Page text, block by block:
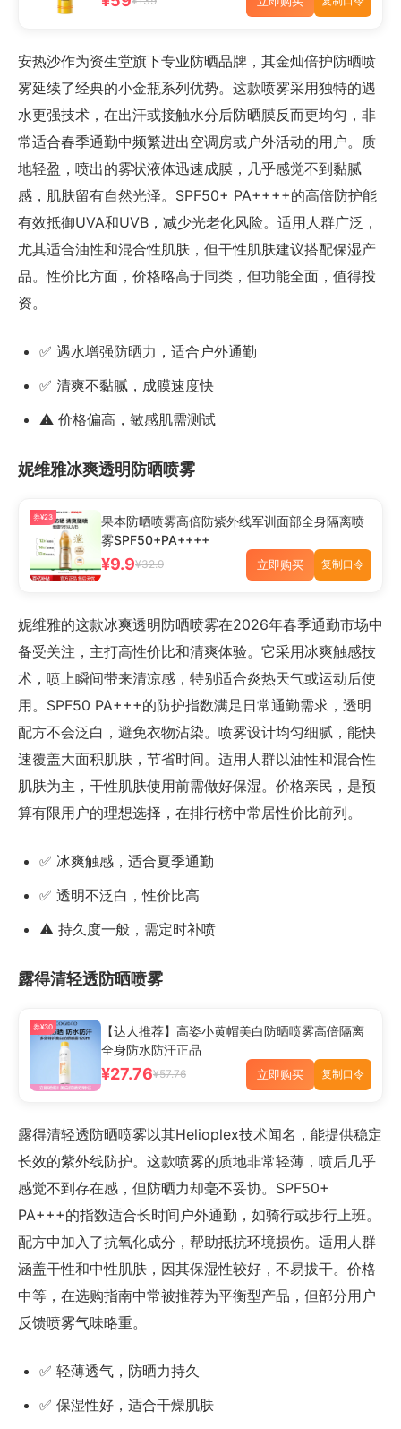
安热沙作为资生堂旗下专业防晒品牌，其金灿倍护防晒喷
雾延续了经典的小金瓶系列优势。这款喷雾采用独特的遇
水更强技术，在出汗或接触水分后防晒膜反而更均匀，非
常适合春季通勤中频繁进出空调房或户外活动的用户。质
地轻盈，喷出的雾状液体迅速成膜，几乎感觉不到黏腻
感，肌肤留有自然光泽。SPF50+ PA++++的高倍防护能
有效抵御UVA和UVB，减少光老化风险。适用人群广泛，
尤其适合油性和混合性肌肤，但干性肌肤建议搭配保湿产
品。性价比方面，价格略高于同类，但功能全面，值得投
资。
✅ 遇水增强防晒力，适合户外通勤
✅ 清爽不黏腻，成膜速度快
⚠️ 价格偏高，敏感肌需测试
妮维雅冰爽透明防晒喷雾
券¥23
果本防晒喷雾高倍防紫外线军训面部全身隔离喷
雾SPF50+PA++++
¥9.9¥32.9 立即购买 复制口令
妮维雅的这款冰爽透明防晒喷雾在2026年春季通勤市场中
备受关注，主打高性价比和清爽体验。它采用冰爽触感技
术，喷上瞬间带来清凉感，特别适合炎热天气或运动后使
用。SPF50 PA+++的防护指数满足日常通勤需求，透明
配方不会泛白，避免衣物沾染。喷雾设计均匀细腻，能快
速覆盖大面积肌肤，节省时间。适用人群以油性和混合性
肌肤为主，干性肌肤使用前需做好保湿。价格亲民，是预
算有限用户的理想选择，在排行榜中常居性价比前列。
✅ 冰爽触感，适合夏季通勤
✅ 透明不泛白，性价比高
⚠️ 持久度一般，需定时补喷
露得清轻透防晒喷雾
券¥30
【达人推荐】高姿小黄帽美白防晒喷雾高倍隔离
全身防水防汗正品
¥27.76¥57.76 立即购买 复制口令
露得清轻透防晒喷雾以其Helioplex技术闻名，能提供稳定
长效的紫外线防护。这款喷雾的质地非常轻薄，喷后几乎
感觉不到存在感，但防晒力却毫不妥协。SPF50+
PA+++的指数适合长时间户外通勤，如骑行或步行上班。
配方中加入了抗氧化成分，帮助抵抗环境损伤。适用人群
涵盖干性和中性肌肤，因其保湿性较好，不易拔干。价格
中等，在选购指南中常被推荐为平衡型产品，但部分用户
反馈喷雾气味略重。
✅ 轻薄透气，防晒力持久
✅ 保湿性好，适合干燥肌肤